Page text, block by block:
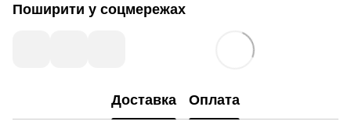
Поширити у соцмережах
Доставка Оплата